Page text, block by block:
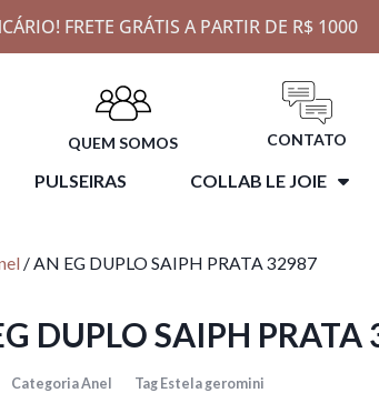
FRETE GRÁTIS A PARTIR DE R$ 1000
QUEM SOMOS CONTATO
PULSEIRAS COLLAB LE JOIE
/ AN EG DUPLO SAIPH PRATA 32987
DUPLO SAIPH PRATA
CategoriaAnel Tag Estela geromini